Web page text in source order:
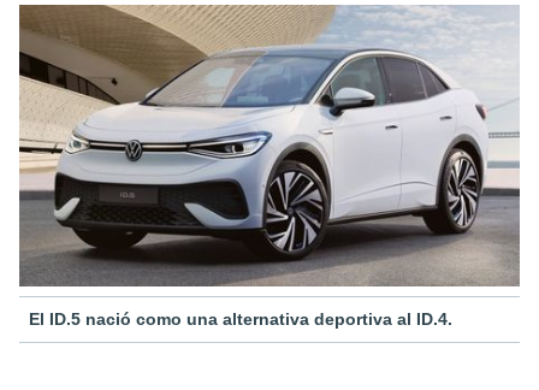
El ID.5 nació como una alternativa deportiva al ID.4.